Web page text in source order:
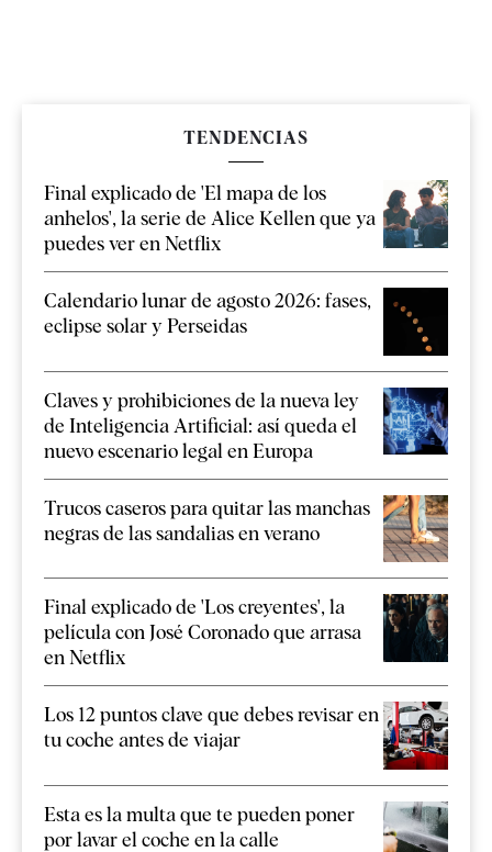
TENDENCIAS
Final explicado de 'El mapa de los
anhelos', la serie de Alice Kellen que ya
puedes ver en Netflix
Calendario lunar de agosto 2026: fases,
eclipse solar y Perseidas
Claves y prohibiciones de la nueva ley
de Inteligencia Artificial: así queda el
nuevo escenario legal en Europa
Trucos caseros para quitar las manchas
negras de las sandalias en verano
Final explicado de 'Los creyentes', la
película con José Coronado que arrasa
en Netflix
Los 12 puntos clave que debes revisar en
tu coche antes de viajar
Esta es la multa que te pueden poner
por lavar el coche en la calle